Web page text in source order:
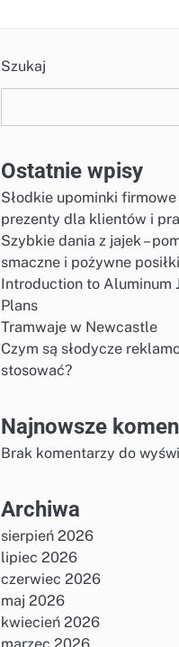
Szukaj
Ostatnie wpisy
Słodkie upominki
prezenty dla klientów i
Szybkie dania z jajek –
smaczne i pożywne posiłki
Introduction to Aluminum
Plans
Tramwaje w Newcastle
Czym są słodycze
stosować?
Najnowsze
Brak komentarzy do
Archiwa
sierpień 2026
lipiec 2026
czerwiec 2026
maj 2026
kwiecień 2026